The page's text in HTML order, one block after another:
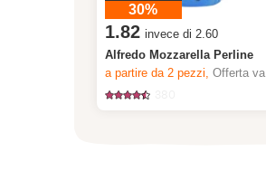
30%
1.82 invece di 2.60
Alfredo Mozzarella Perline
a partire da 2 pezzi, Offerta valida solo dal 6.8 al 12.8.2026, fino a esaurimento dello stock.